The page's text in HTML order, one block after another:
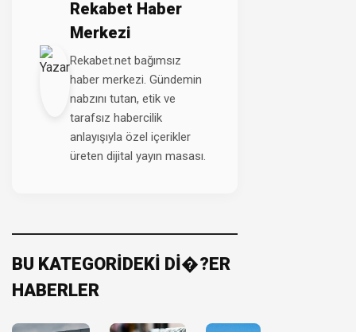
Rekabet Haber
Merkezi
Rekabet.net bağımsız
haber merkezi. Gündemin
nabzını tutan, etik ve
tarafsız habercilik
anlayışıyla özel içerikler
üreten dijital yayın masası.
BU KATEGORİDEKİ Dİ�?ER
HABERLER